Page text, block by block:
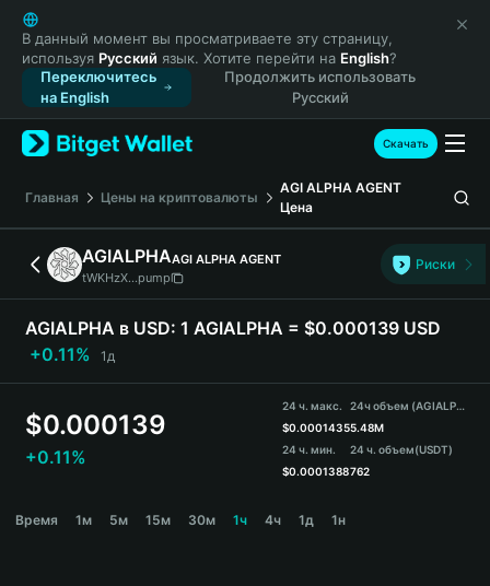
English
日本語
Tiếng Việt
Русский
Español (Latinoamérica)
Türkçe
Français
Deutsch
简体中文
繁體中文
Português (Portugal)
Bahasa Indonesia
ภาษาไทย
हिन्दी
Español
Português (Brasil)
В данный момент вы просматриваете эту страницу,
используя Русский язык. Хотите перейти на English?
Переключитесь
на English
Продолжить использовать
Русский
Скачать
Главная Цены на криптовалюты
AGI ALPHA AGENT
Цена
AGIALPHAAGI ALPHA AGENT
tWKHzX...pump
Риски
AGIALPHA в USD: 1 AGIALPHA = $0.000139 USD
+0.11%
1д
$0.000139
+0.11%
24 ч. макс.
$0.0001435
24 ч. мин.
$0.0001388
24ч объем (AGIALPHA)
5.48M
24 ч. объем(USDT)
762
Время 1м 5м 15м 30м 1ч 4ч 1д 1н